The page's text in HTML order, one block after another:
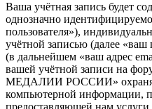
Ваша учётная запись будет
однозначно
пользователя»),
учётной записью (далее «ваш
(в дальнейшем «ваш адрес
вашей учётной записи на
МЕДАЛИИ РОССИИ»
компьютерной информации,